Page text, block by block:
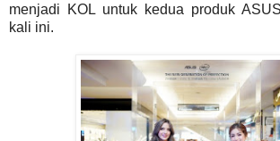
menjadi KOL untuk kedua produk
kali ini.